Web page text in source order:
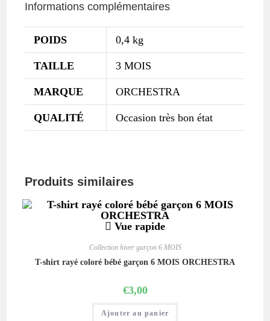
Informations complémentaires
POIDS 0,4 kg
TAILLE 3 MOIS
MARQUE ORCHESTRA
QUALITÉ Occasion très bon état
Produits similaires
Vue rapide
Collection hiver garçon 6 MOIS
T-shirt rayé coloré bébé garçon 6 MOIS ORCHESTRA
€3,00
Ajouter au panier